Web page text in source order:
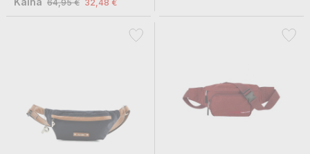
64,95 € 32,48 €